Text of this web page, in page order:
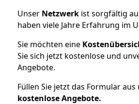
Unser Netzwerk ist sorgfältig
haben viele Jahre Erfahrung im
Sie möchten eine
Sie sich jetzt kostenlose und
Angebote.
Füllen Sie jetzt das Formular
kostenloseAngebote.